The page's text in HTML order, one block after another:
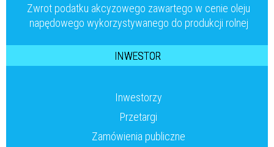
Zwrot podatku akcyzowego zawartego w cenie oleju
napędowego wykorzystywanego do produkcji rolnej
INWESTOR
Inwestorzy
Przetargi
Zamówienia publiczne